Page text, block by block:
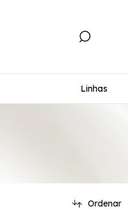
Linhas
Ordenar